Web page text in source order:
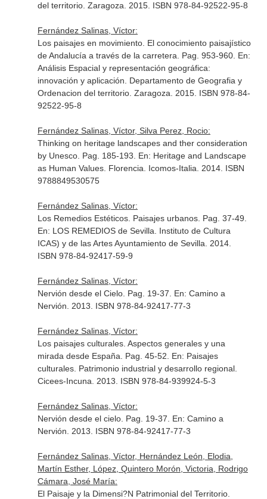
del territorio. Zaragoza. 2015. ISBN 978-84-92522-95-8
Fernández Salinas, Víctor:
Los paisajes en movimiento. El conocimiento paisajístico
de Andalucía a través de la carretera. Pag. 953-960. En:
Análisis Espacial y representación geográfica:
innovación y aplicación . Departamento de Geografia y
Ordenacion del territorio. Zaragoza. 2015. ISBN 978-84-
92522-95-8
Fernández Salinas, Víctor, Silva Perez, Rocio:
Thinking on heritage landscapes and ther consideration
by Unesco. Pag. 185-193. En: Heritage and Landscape
as Human Values. Florencia. Icomos-Italia. 2014. ISBN
9788849530575
Fernández Salinas, Víctor:
Los Remedios Estéticos. Paisajes urbanos. Pag. 37-49.
En: LOS REMEDIOS de Sevilla . Instituto de Cultura
ICAS) y de las Artes Ayuntamiento de Sevilla. 2014.
ISBN 978-84-92417-59-9
Fernández Salinas, Víctor:
Nervión desde el Cielo. Pag. 19-37. En: Camino a
Nervión . 2013. ISBN 978-84-92417-77-3
Fernández Salinas, Víctor:
Los paisajes culturales. Aspectos generales y una
mirada desde España. Pag. 45-52. En: Paisajes
culturales. Patrimonio industrial y desarrollo regional.
Cicees-Incuna. 2013. ISBN 978-84-939924-5-3
Fernández Salinas, Víctor:
Nervión desde el cielo. Pag. 19-37. En: Camino a
Nervión . 2013. ISBN 978-84-92417-77-3
Fernández Salinas, Víctor, Hernández León, Elodia,
Martín Esther, López, Quintero Morón, Victoria, Rodrigo
Cámara, José María:
El Paisaje y la Dimensi?N Patrimonial del Territorio.